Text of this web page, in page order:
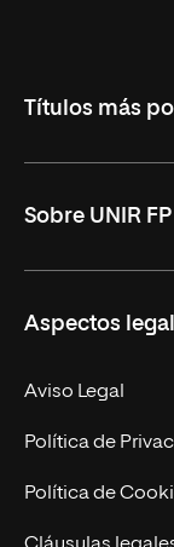
Títulos más
DAM Online
Administración y
Marketing y
Sobre UNIR FP
Revista UNIR FP
Grados
Becas para
Aspectos
Aviso Legal
Política de
Política de